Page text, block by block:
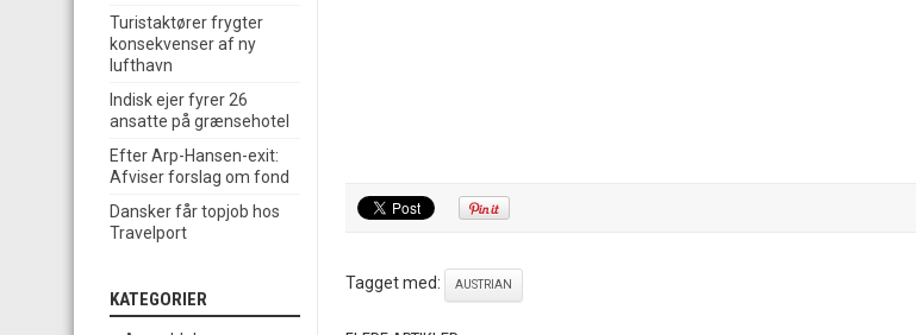
Tagget med: AUSTRIAN
Turistaktører frygter
konsekvenser af ny
lufthavn
Indisk ejer fyrer 26
ansatte på grænsehotel
Efter Arp-Hansen-exit:
Afviser forslag om fond
Dansker får topjob hos
Travelport
KATEGORIER